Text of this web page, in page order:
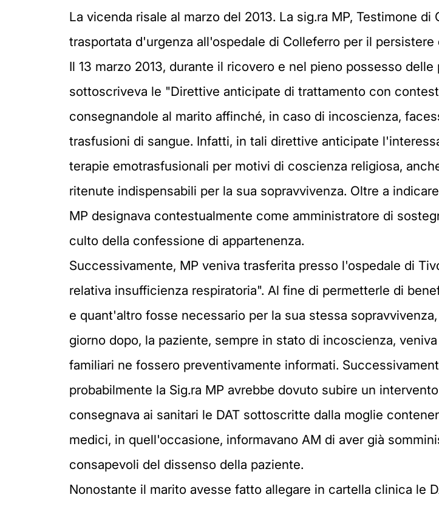
La vicenda risale al marzo del 2013. La sig.ra MP, Testimone
trasportata d'urgenza all'ospedale di Colleferro per il
Il 13 marzo 2013, durante il ricovero e nel pieno possesso
sottoscriveva le "Direttive anticipate di trattamento con
consegnandole al marito affinché, in caso di incoscienza,
trasfusioni di sangue. Infatti, in tali direttive anticipate
terapie emotrasfusionali per motivi di coscienza religiosa,
ritenute indispensabili per la sua sopravvivenza. Oltre a
MP designava contestualmente come amministratore di
culto della confessione di appartenenza.
Successivamente, MP veniva trasferita presso l'ospedale di
relativa insufficienza respiratoria". Al fine di permetterle di
e quant'altro fosse necessario per la sua stessa
giorno dopo, la paziente, sempre in stato di incoscienza,
familiari ne fossero preventivamente informati.
probabilmente la Sig.ra MP avrebbe dovuto subire un
consegnava ai sanitari le DAT sottoscritte dalla moglie
medici, in quell'occasione, informavano AM di aver già
consapevoli del dissenso della paziente.
Nonostante il marito avesse fatto allegare in cartella clinica le